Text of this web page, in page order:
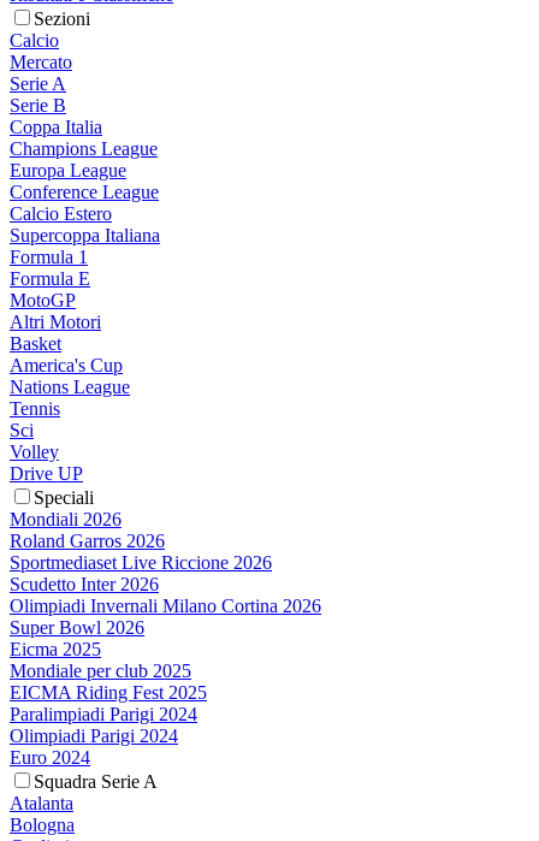
Sezioni
Calcio
Mercato
Serie A
Serie B
Coppa Italia
Champions League
Europa League
Conference League
Calcio Estero
Supercoppa Italiana
Formula 1
Formula E
MotoGP
Altri Motori
Basket
America's Cup
Nations League
Tennis
Sci
Volley
Drive UP
Speciali
Mondiali 2026
Roland Garros 2026
Sportmediaset Live Riccione 2026
Scudetto Inter 2026
Olimpiadi Invernali Milano Cortina 2026
Super Bowl 2026
Eicma 2025
Mondiale per club 2025
EICMA Riding Fest 2025
Paralimpiadi Parigi 2024
Olimpiadi Parigi 2024
Euro 2024
Squadra Serie A
Atalanta
Bologna